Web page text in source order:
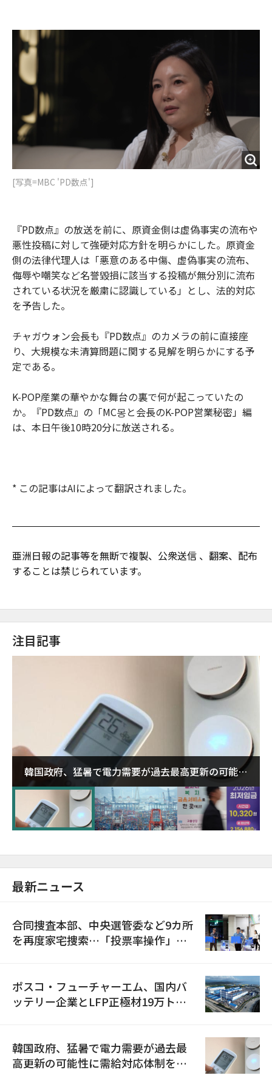
[写真=MBC 'PD数点']
『PD数点』の放送を前に、原資金側は虚偽事実の流布や
悪性投稿に対して強硬対応方針を明らかにした。原資金
側の法律代理人は「悪意のある中傷、虚偽事実の流布、
侮辱や嘲笑など名誉毀損に該当する投稿が無分別に流布
されている状況を厳粛に認識している」とし、法的対応
を予告した。
チャガウォン会長も『PD数点』のカメラの前に直接座
り、大規模な未清算問題に関する見解を明らかにする予
定である。
K-POP産業の華やかな舞台の裏で何が起こっていたの
か。『PD数点』の「MC몽と会長のK-POP営業秘密」編
は、本日午後10時20分に放送される。
* この記事はAIによって翻訳されました。
亜洲日報の記事等を無断で複製、公衆送信 、翻案、配布
することは禁じられています。
注目記事
韓国政府、猛暑で電力需要が過去最高更新の可能性
に需給対応体制を点検
最新ニュース
合同捜査本部、中央選管委など9カ所
を再度家宅捜索…「投票率操作」の
ポスコ・フューチャーエム、国内バ
ッテリー企業とLFP正極材19万トン
韓国政府、猛暑で電力需要が過去最
高更新の可能性に需給対応体制を点